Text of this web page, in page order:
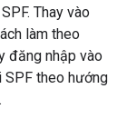
Thay vào
làm theo
đăng nhập vào
SPF theo hướng